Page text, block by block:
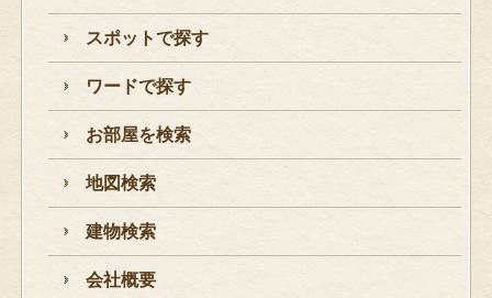
スポットで探す
ワードで探す
お部屋を検索
地図検索
建物検索
会社概要